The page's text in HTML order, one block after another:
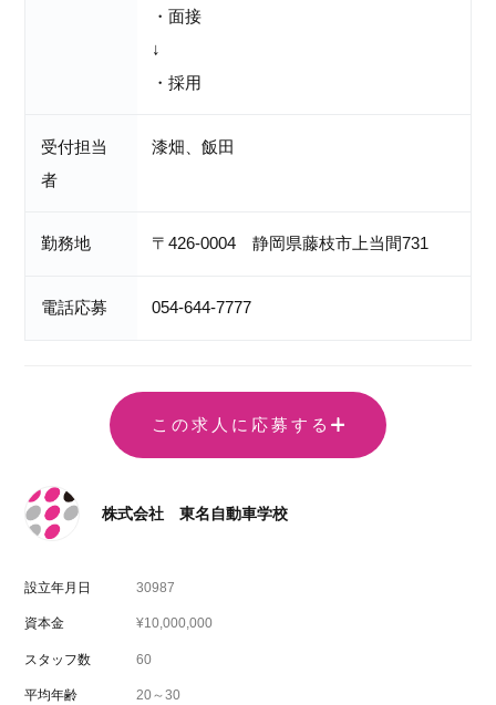
・面接
↓
・採用
受付担当
者
漆畑、飯田
勤務地 〒426-0004 静岡県藤枝市上当間731
電話応募 054-644-7777
この求人に応募する
株式会社 東名自動車学校
設立年月日 30987
資本金 ¥10,000,000
スタッフ数 60
平均年齢 20～30